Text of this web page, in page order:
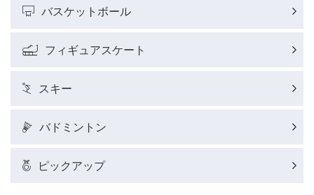
バスケットボール
フィギュアスケート
スキー
バドミントン
ピックアップ